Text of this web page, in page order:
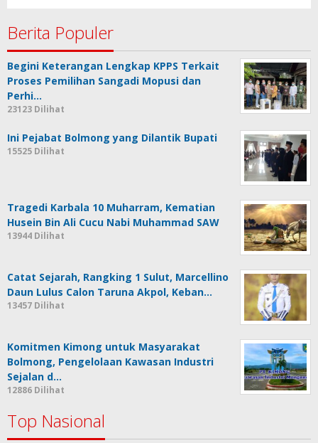
Berita Populer
Begini Keterangan Lengkap KPPS Terkait
Proses Pemilihan Sangadi Mopusi dan
Perhi…
23123 Dilihat
Ini Pejabat Bolmong yang Dilantik Bupati
15525 Dilihat
Tragedi Karbala 10 Muharram, Kematian
Husein Bin Ali Cucu Nabi Muhammad SAW
13944 Dilihat
Catat Sejarah, Rangking 1 Sulut, Marcellino
Daun Lulus Calon Taruna Akpol, Keban…
13457 Dilihat
Komitmen Kimong untuk Masyarakat
Bolmong, Pengelolaan Kawasan Industri
Sejalan d…
12886 Dilihat
Top Nasional